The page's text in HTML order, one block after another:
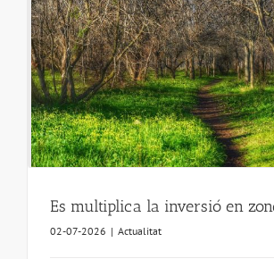
Es multiplica la inversió en
02-07-2026 | Actualitat